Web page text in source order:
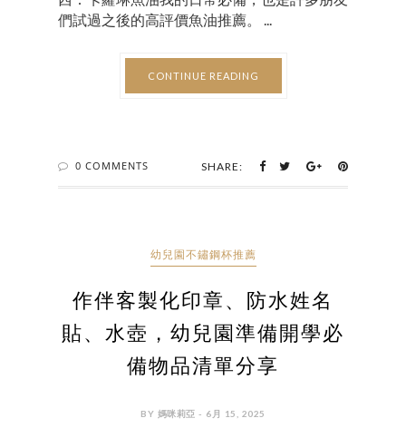
們試過之後的高評價魚油推薦。 ...
CONTINUE READING
0 COMMENTS SHARE:
幼兒園不鏽鋼杯推薦
作伴客製化印章、防水姓名
貼、水壺，幼兒園準備開學必
備物品清單分享
BY 媽咪莉亞 - 6月 15, 2025